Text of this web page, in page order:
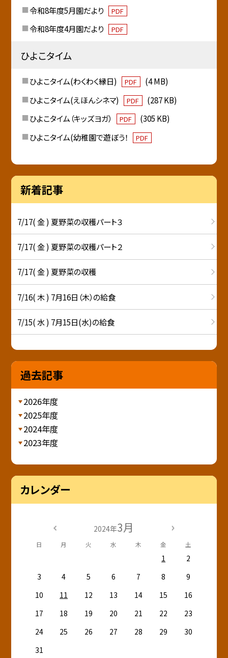
令和8年度5月園だより
PDF
令和8年度4月園だより PDF
ひよこタイム
ひよこタイム(わくわく縁日) PDF
(4 MB)
ひよこタイム(えほんシネマ)
PDF
(287 KB)
ひよこタイム（キッズヨガ）
PDF
(305 KB)
ひよこタイム(幼稚園で遊ぼう！
PDF
新着記事
7/17( 金 ) 夏野菜の収穫パート３
7/17( 金 ) 夏野菜の収穫パート２
7/17( 金 ) 夏野菜の収穫
7/16( 木 ) 7月16日（木）の給食
7/15( 水 ) 7月15日(水)の給食
過去記事
2026年度
2025年度
2024年度
2023年度
カレンダー
2024年3月
日 月 火 水 木 金 土
1
2
3
4 5 6 7 8
9
10
11 12 13 14 15
16
17
18 19 20 21 22
23
24
25 26 27 28 29
30
31